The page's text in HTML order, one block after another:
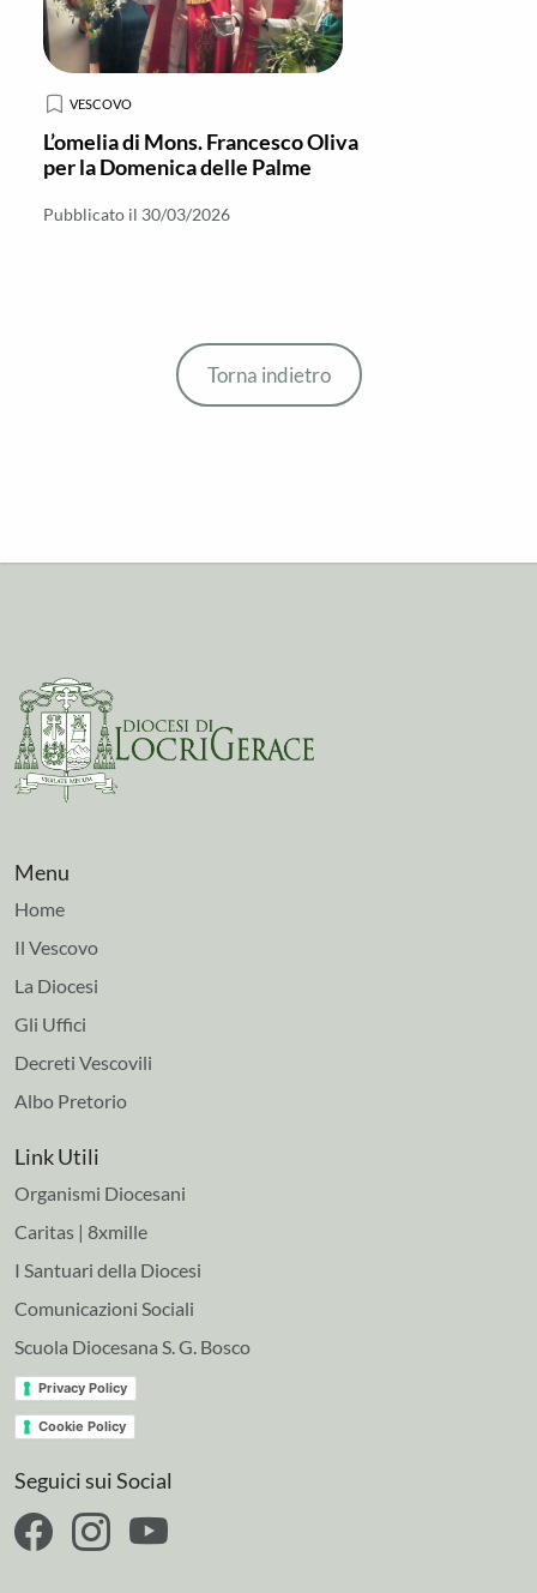
VESCOVO
L’omelia di Mons. Francesco Oliva
per la Domenica delle Palme
Pubblicato il 30/03/2026
Torna indietro
Menu
Home
Il Vescovo
La Diocesi
Gli Uffici
Decreti Vescovili
Albo Pretorio
Link Utili
Organismi Diocesani
Caritas | 8xmille
I Santuari della Diocesi
Comunicazioni Sociali
Scuola Diocesana S. G. Bosco
Privacy Policy
Cookie Policy
Seguici sui Social